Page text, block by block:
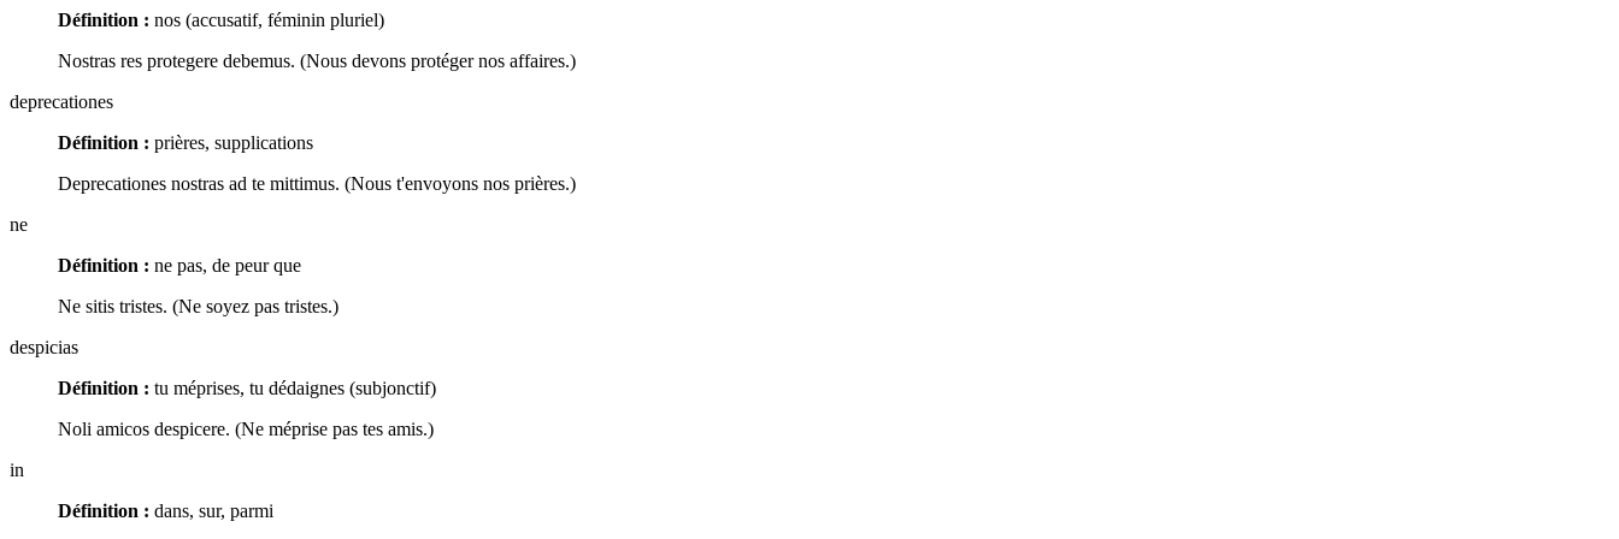
Définition : nos (accusatif, féminin pluriel)
Nostras res protegere debemus. (Nous devons protéger nos affaires.)
deprecationes
Définition : prières, supplications
Deprecationes nostras ad te mittimus. (Nous t'envoyons nos prières.)
ne
Définition : ne pas, de peur que
Ne sitis tristes. (Ne soyez pas tristes.)
despicias
Définition : tu méprises, tu dédaignes (subjonctif)
Noli amicos despicere. (Ne méprise pas tes amis.)
in
Définition : dans, sur, parmi